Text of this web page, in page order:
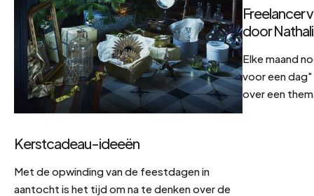
Kerstcadeau-ideeën
Met de opwinding van de feestdagen in
aantocht is het tijd om na te denken over de
Freelancer
door
Elke maand
voor een
over een